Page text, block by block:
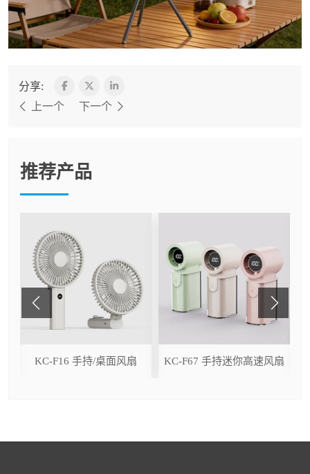
分享:
上一个
下一个
推荐产品
KC-F16 手持/桌面风扇 KC-F67 手持迷你高速风扇